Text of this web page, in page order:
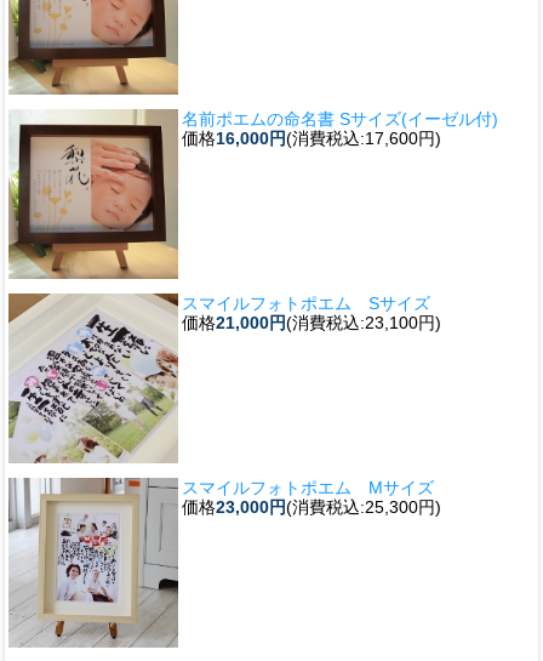
名前ポエムの命名書 Sサイズ(イーゼル付)
価格16,000円(消費税込:17,600円)
スマイルフォトポエム Sサイズ
価格21,000円(消費税込:23,100円)
スマイルフォトポエム Mサイズ
価格23,000円(消費税込:25,300円)